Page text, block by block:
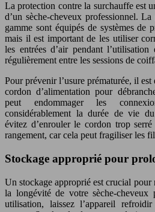
La protection contre la surchauffe est
d’un sèche-cheveux professionnel.
gamme sont équipés de systèmes de
mais il est important de les utiliser
les entrées d’air pendant
régulièrement entre les sessions de
Pour prévenir l’usure prématurée, il
cordon d’alimentation pour
peut endommager les
considérablement la durée de vie
évitez d’enrouler le cordon trop
rangement, car cela peut fragiliser les
Stockage approprié pour
Un stockage approprié est crucial pour
la longévité de votre sèche-cheveux
utilisation, laissez l’appareil